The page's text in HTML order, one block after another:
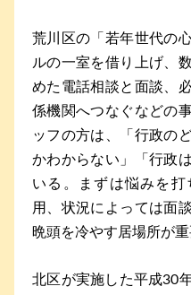
荒川区の「若年世代の
ルの一室を借り上げ、
めた電話相談と面談、
係機関へつなぐなどの
ッフの方は、「行政の
かわからない」「行政
いる。まずは悩みを打
用、状況によっては面
晩頭を冷やす居場所が
北区が実施した平成30